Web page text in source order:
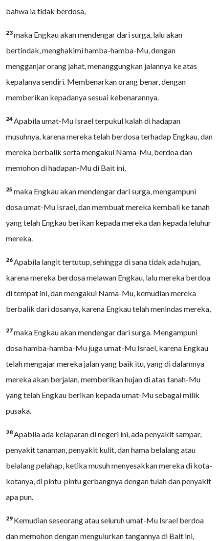
bahwa ia tidak berdosa,
23maka Engkau akan mendengar dari surga, lalu akan
bertindak, menghakimi hamba-hamba-Mu, dengan
mengganjar orang jahat, menanggungkan jalannya ke atas
kepalanya sendiri. Membenarkan orang benar, dengan
memberikan kepadanya sesuai kebenarannya.
24Apabila umat-Mu Israel terpukul kalah di hadapan
musuhnya, karena mereka telah berdosa terhadap Engkau, dan
mereka berbalik serta mengakui Nama-Mu, berdoa dan
memohon di hadapan-Mu di Bait ini,
25 maka Engkau akan mendengar dari surga, mengampuni
dosa umat-Mu Israel, dan membuat mereka kembali ke tanah
yang telah Engkau berikan kepada mereka dan kepada leluhur
mereka.
26Apabila langit tertutup, sehingga di sana tidak ada hujan,
karena mereka berdosa melawan Engkau, lalu mereka berdoa
di tempat ini, dan mengakui Nama-Mu, kemudian mereka
berbalik dari dosanya, karena Engkau telah menindas mereka,
27maka Engkau akan mendengar dari surga. Mengampuni
dosa hamba-hamba-Mu juga umat-Mu Israel, karena Engkau
telah mengajar mereka jalan yang baik itu, yang di dalamnya
mereka akan berjalan, memberikan hujan di atas tanah-Mu
yang telah Engkau berikan kepada umat-Mu sebagai milik
pusaka.
28Apabila ada kelaparan di negeri ini, ada penyakit sampar,
penyakit tanaman, penyakit kulit, dan hama belalang atau
belalang pelahap, ketika musuh menyesakkan mereka di kota-
kotanya, di pintu-pintu gerbangnya dengan tulah dan penyakit
apa pun.
29 Kemudian seseorang atau seluruh umat-Mu Israel berdoa
dan memohon dengan mengulurkan tangannya di Bait ini,